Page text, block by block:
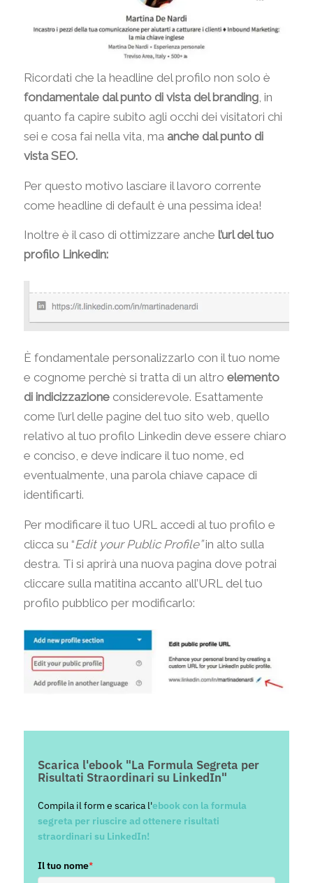
Ricordati che la headline del profilo non solo è
fondamentale dal punto di vista del branding, in
quanto fa capire subito agli occhi dei visitatori chi
sei e cosa fai nella vita, ma anche dal punto di
vista SEO.
Per questo motivo lasciare il lavoro corrente
come headline di default è una pessima idea!
Inoltre è il caso di ottimizzare anche l’url del tuo
profilo Linkedin:
È fondamentale personalizzarlo con il tuo nome
e cognome perchè si tratta di un altro elemento
di indicizzazioneconsiderevole. Esattamente
come l’url delle pagine del tuo sito web, quello
relativo al tuo profilo Linkedin deve essere chiaro
e conciso, e deve indicare il tuo nome, ed
eventualmente, una parola chiave capace di
identificarti.
Per modificare il tuo URL accedi al tuo profilo e
clicca su “Edit your Public Profile”in alto sulla
destra. Ti si aprirà una nuova pagina dove potrai
cliccare sulla matitina accanto all’URL del tuo
profilo pubblico per modificarlo:
Scarica l'ebook "La Formula Segreta per
Risultati Straordinari su LinkedIn"
Compila il form e scarica l'ebook con la formula
segreta per riuscire ad ottenere risultati
straordinari su LinkedIn!
Il tuo nome*